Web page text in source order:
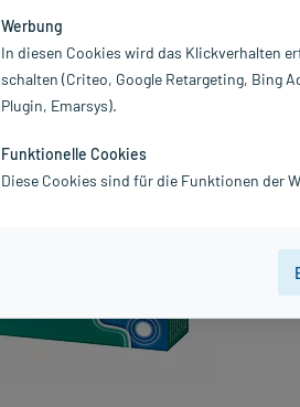
Werbung
In diesen Cookies wird das Klickverhalten
schalten (Criteo, Google Retargeting, Bing
Plugin, Emarsys).
Funktionelle Cookies
Diese Cookies sind für die Funktionen der